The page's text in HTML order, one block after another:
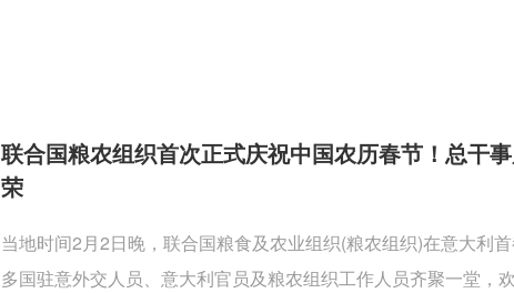
联合国粮农组织首次正式庆祝中国农历春节！总干
荣
当地时间2月2日晚，联合国粮食及农业组织(粮农组织)在意大利
多国驻意外交人员、意大利官员及粮农组织工作人员齐聚一堂，欢